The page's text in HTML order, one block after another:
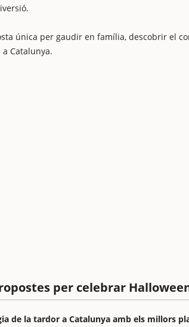
única per gaudir en família, descobrir el
Catalunya.
per celebrar
de la tardor a Catalunya amb els millors